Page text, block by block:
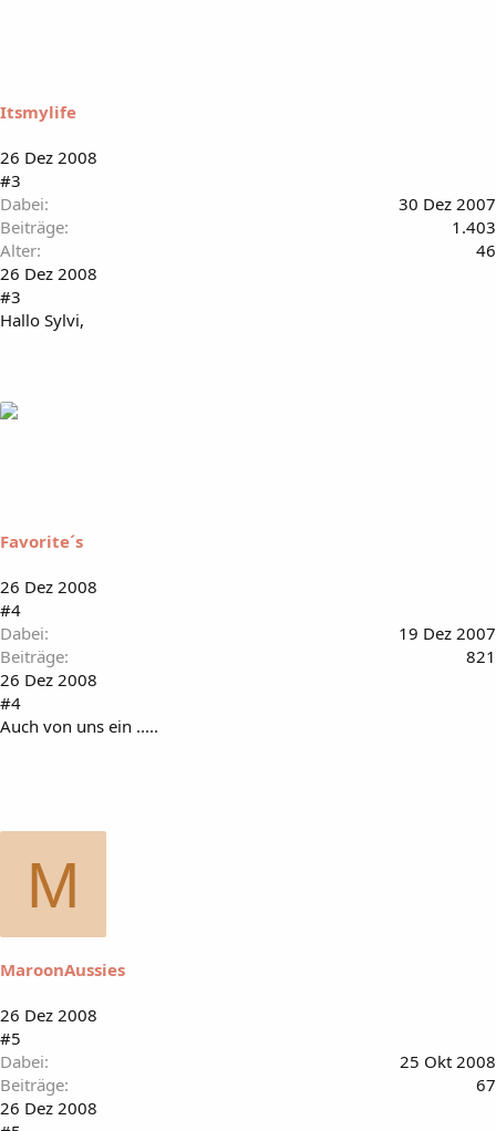
Itsmylife
26 Dez 2008
#3
Dabei
30 Dez 2007
Beiträge
1.403
Alter
46
26 Dez 2008
#3
Hallo Sylvi,
Favorite´s
26 Dez 2008
#4
Dabei
19 Dez 2007
Beiträge
821
26 Dez 2008
#4
Auch von uns ein .....
M
MaroonAussies
26 Dez 2008
#5
Dabei
25 Okt 2008
Beiträge
67
26 Dez 2008